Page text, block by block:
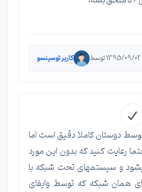
کاربر توسینسو
دوستان کاملا دقیق است اما
رعایت کنید که بدون این مورد
و سیستمهای تحت شبکه با
همان شبکه که توسط وایفای